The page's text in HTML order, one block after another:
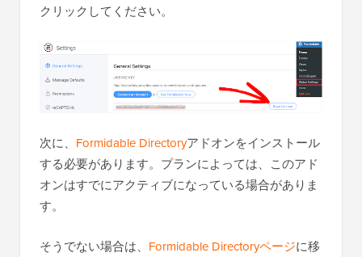
クリックしてください。
次に、 Formidable Directoryアドオンをインストール
する必要があります。プランによっては、このアド
オンはすでにアクティブになっている場合がありま
す。
そうでない場合は、 Formidable Directoryページに移